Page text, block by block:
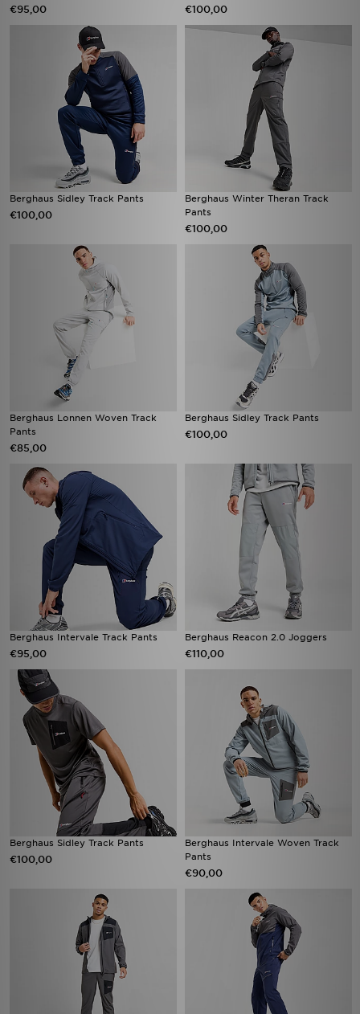
€95,00 €100,00
Berghaus Sidley Track Pants
€100,00
Berghaus Winter Theran Track
Pants
€100,00
Berghaus Lonnen Woven Track
Pants
€85,00
Berghaus Sidley Track Pants
€100,00
Berghaus Intervale Track Pants
€95,00
Berghaus Reacon 2.0 Joggers
€110,00
Berghaus Sidley Track Pants
€100,00
Berghaus Intervale Woven Track
Pants
€90,00